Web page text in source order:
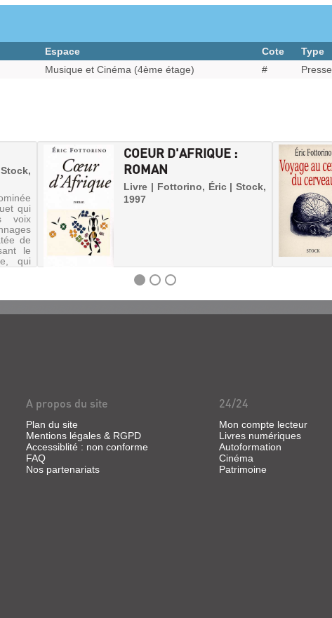
Espace Cote Type
Musique et Cinéma (4ème étage) # Presse
COEUR D'AFRIQUE :
ROMAN
Livre | Fottorino, Éric | Stock,
1997
qui
voix
de
le
qui
A propos du site
Plan du site
Mentions légales & RGPD
Accessiblité : non conforme
FAQ
Nos partenariats
24/24
Mon compte lecteur
Livres numériques
Autoformation
Cinéma
Patrimoine